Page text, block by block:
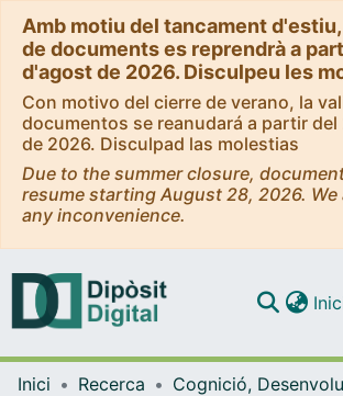
Amb motiu del tancament
de documents es reprendrà a
d'agost de 2026. Disculpeu les
Con motivo del cierre de verano, la
documentos se reanudará a partir
de 2026. Disculpad las molestias
Due to the summer closure,
resume starting August 28, 2026.
any inconvenience.
Navega per
Inici Recerca